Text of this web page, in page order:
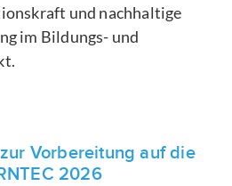
und nachhaltige
im Bildungs- und
Vorbereitung auf die
2026